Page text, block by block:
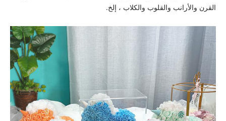
القرن والأرانب والقلوب والكلاب ، إلخ.